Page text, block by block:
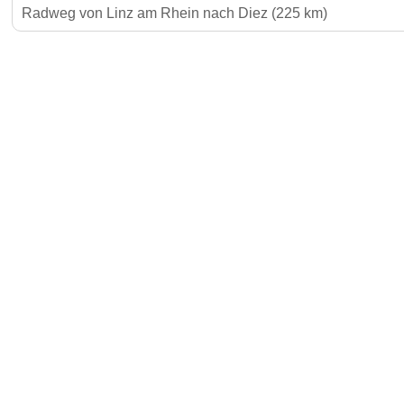
Radweg von Linz am Rhein nach Diez (225 km)